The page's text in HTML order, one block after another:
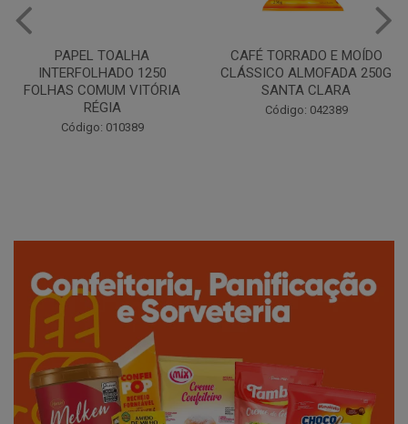
CAFÉ TORRADO E MOÍDO
CLÁSSICO ALMOFADA 250G
SANTA CLARA
Código: 042389
Copo Plástico Branco 180ml
Pacote c/100 - Cristalcopo
Código: 031413